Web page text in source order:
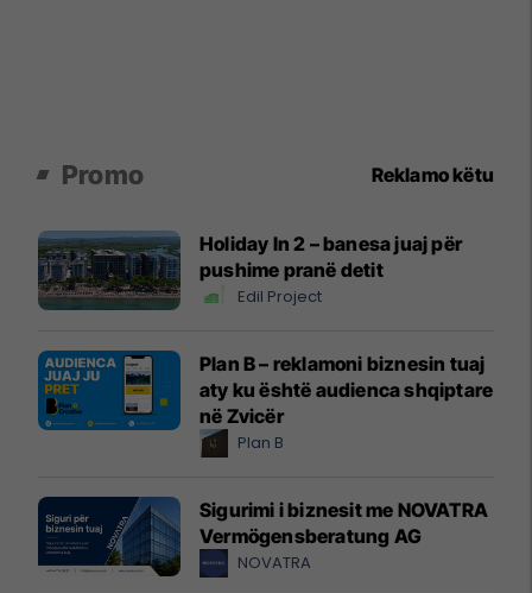
Promo Reklamo këtu
Holiday In 2 – banesa juaj për
pushime pranë detit
Edil Project
Plan B – reklamoni biznesin tuaj
aty ku është audienca shqiptare
në Zvicër
Plan B
Sigurimi i biznesit me NOVATRA
Vermögensberatung AG
NOVATRA